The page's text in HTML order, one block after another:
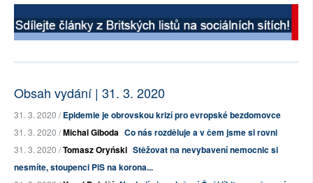
Obsah vydání | 31. 3. 2020
31. 3. 2020 /Epidemie je obrovskou krizí pro evropské bezdomovce
31. 3. 2020 /Michal Giboda Co nás rozděluje a v čem jsme si rovni
31. 3. 2020 /Tomasz Oryński Stěžovat na nevybavení nemocnic si
nesmíte, stoupenci PiS na korona...